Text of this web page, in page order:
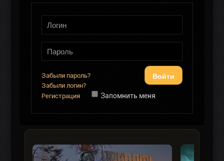
Войти
Забыли пароль?
Забыли логин?
Регистрация
Запомнить меня